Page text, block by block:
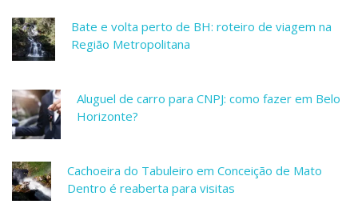
Bate e volta perto de BH: roteiro de viagem na
Região Metropolitana
Aluguel de carro para CNPJ: como fazer em Belo
Horizonte?
Cachoeira do Tabuleiro em Conceição de Mato
Dentro é reaberta para visitas